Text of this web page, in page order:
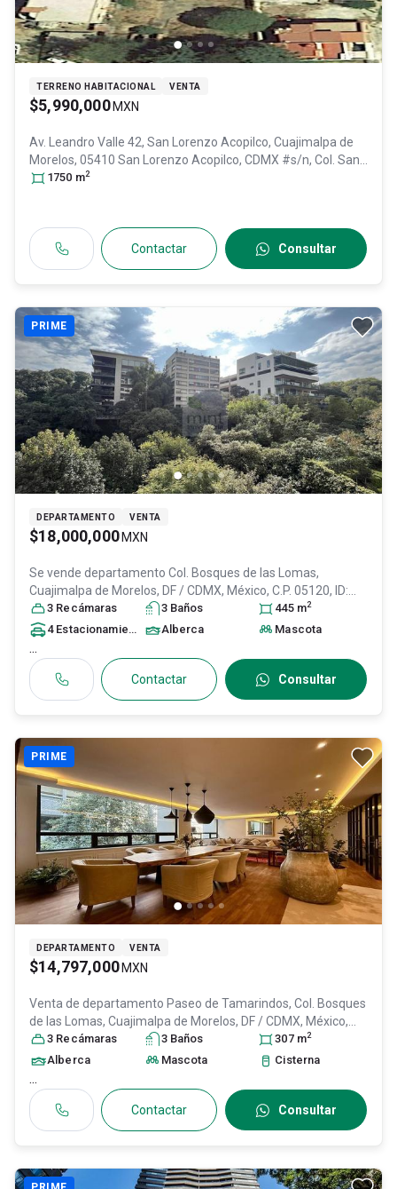
TERRENO HABITACIONAL VENTA
$5,990,000 MXN
Av. Leandro Valle 42, San Lorenzo Acopilco, Cuajimalpa de
Morelos, 05410 San Lorenzo Acopilco, CDMX #s/n, Col. San
Lorenzo Acopilco,
1750 m2
Contactar Consultar
PRIME
DEPARTAMENTO VENTA
$18,000,000 MXN
Se vende departamento Col. Bosques de las Lomas,
Cuajimalpa de Morelos, DF / CDMX, México, C.P. 05120, ID:
31406338
3 Recámaras 3 Baños 445 m2
4 Estacionamiento s Alberca Mascota
...
Contactar Consultar
PRIME
DEPARTAMENTO VENTA
$14,797,000 MXN
Venta de departamento Paseo de Tamarindos, Col. Bosques
de las Lomas, Cuajimalpa de Morelos, DF / CDMX, México,
C.P. 05120, ID:31041781
3 Recámaras 3 Baños 307 m2
Alberca Mascota Cisterna
...
Contactar Consultar